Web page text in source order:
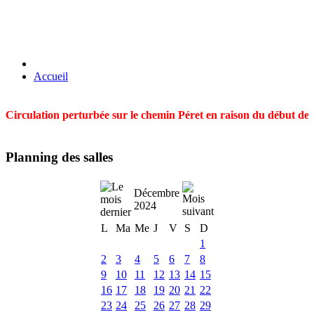
Accueil
Circulation perturbée sur le chemin Péret en raison du début
Planning des salles
Décembre
2024
L
Ma Me J V S
D
1
2
3 4 5 6 7
8
9
10 11 12 13 14 15
16 17 18 19 20 21 22
23 24 25 26 27 28 29